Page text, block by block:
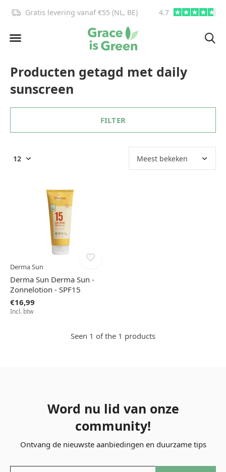
Gratis levering vanaf €55 (NL, BE) 4.7
Producten getagd met daily
sunscreen
FILTER
Derma Sun
Derma Sun Derma Sun -
Zonnelotion - SPF15
€16,99
Incl. btw
Seen 1 of the 1 products
Word nu lid van onze
community!
Ontvang de nieuwste aanbiedingen en duurzame tips